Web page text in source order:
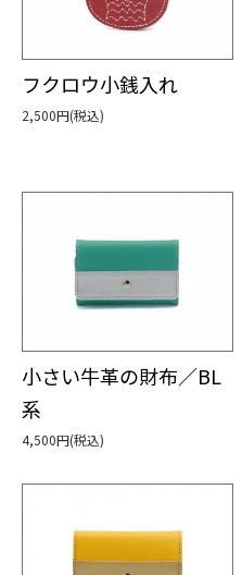
フクロウ小銭入れ
2,500円(税込)
小さい牛革の財布／BL
系
4,500円(税込)